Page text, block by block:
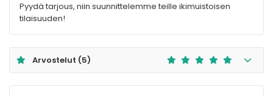
Pyydä tarjous, niin suunnittelemme teille ikimuistoisen
tilaisuuden!
Arvostelut (5)